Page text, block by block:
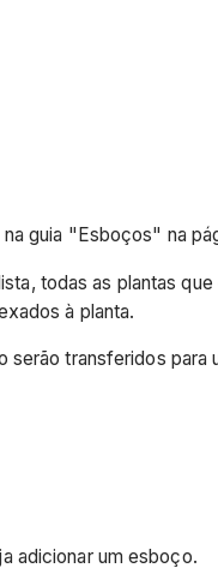
guia "Esboços" na
todas as plantas
à planta.
transferidos para
adicionar um esboço.